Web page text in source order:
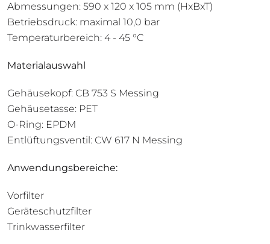
Abmessungen: 590 x 120 x 105 mm (HxBxT)
Betriebsdruck: maximal 10,0 bar
Temperaturbereich: 4 - 45 °C
Materialauswahl
Gehäusekopf: CB 753 S Messing
Gehäusetasse: PET
O-Ring: EPDM
Entlüftungsventil: CW 617 N Messing
Anwendungsbereiche:
Vorfilter
Geräteschutzfilter
Trinkwasserfilter